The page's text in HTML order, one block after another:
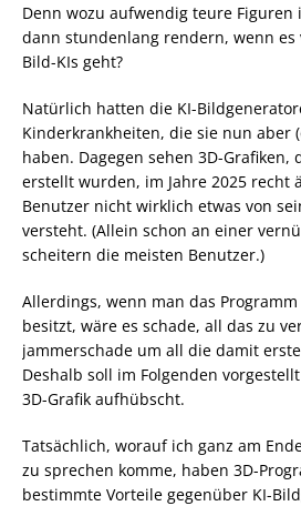
Denn wozu aufwendig teure Figuren
dann stundenlang rendern, wenn
Bild-KIs geht?
Natürlich hatten die KI-
Kinderkrankheiten, die sie nun aber
haben. Dagegen sehen 3D-Grafiken,
erstellt wurden, im Jahre 2025 recht
Benutzer nicht wirklich etwas von
versteht. (Allein schon an einer
scheitern die meisten Benutzer.)
Allerdings, wenn man das
besitzt, wäre es schade, all das zu
jammerschade um all die damit
Deshalb soll im Folgenden
3D-Grafik aufhübscht.
Tatsächlich, worauf ich ganz am
zu sprechen komme, haben 3D-
bestimmte Vorteile gegenüber KI-